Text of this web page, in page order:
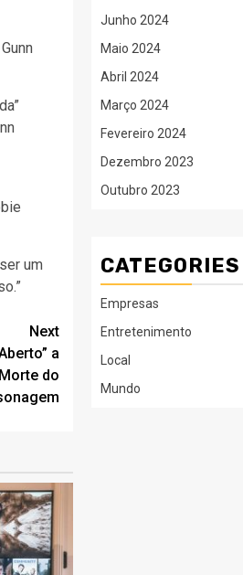
um
Next
a
do
Junho 2024
Maio 2024
Abril 2024
Março 2024
Fevereiro 2024
Dezembro 2023
Outubro 2023
CATEGORIES
Empresas
Entretenimento
Local
Mundo